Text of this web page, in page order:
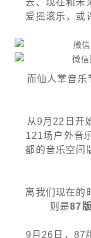
去、现在和未
爱摇滚乐，或
而仙人掌音乐
从9月22日开
121场户外音
都的音乐空间
离我们现在的
则是87
9月26日，87